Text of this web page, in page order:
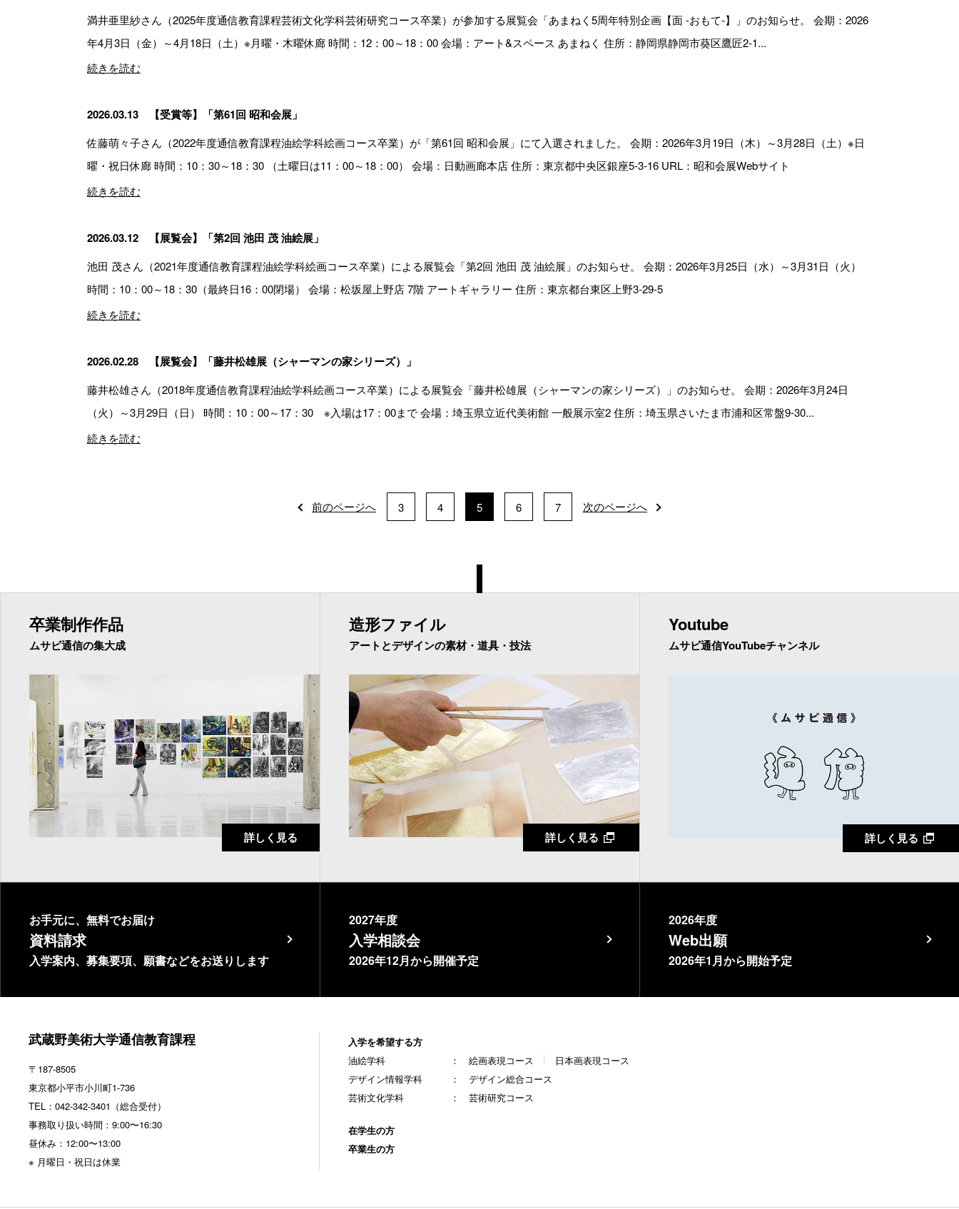
満井亜里紗さん（2025年度通信教育課程芸術文化学科芸術研究コース卒業）が参加する展覧会「あまねく5周年特別企画【面 -おもて-】」のお知らせ。 会期：2026
年4月3日（金）～4月18日（土）※月曜・木曜休廊 時間：12：00～18：00 会場：アート&スペース あまねく 住所：静岡県静岡市葵区鷹匠2-1...
続きを読む
2026.03.13 【受賞等】「第61回 昭和会展」
佐藤萌々子さん（2022年度通信教育課程油絵学科絵画コース卒業）が「第61回 昭和会展」にて入選されました。 会期：2026年3月19日（木）～3月28日（土）※日
曜・祝日休廊 時間：10：30～18：30 （土曜日は11：00～18：00） 会場：日動画廊本店 住所：東京都中央区銀座5-3-16 URL：昭和会展Webサイト
続きを読む
2026.03.12 【展覧会】「第2回 池田 茂 油絵展」
池田 茂さん（2021年度通信教育課程油絵学科絵画コース卒業）による展覧会「第2回 池田 茂 油絵展」のお知らせ。 会期：2026年3月25日（水）～3月31日（火）
時間：10：00～18：30（最終日16：00閉場） 会場：松坂屋上野店 7階 アートギャラリー 住所：東京都台東区上野3-29-5
続きを読む
2026.02.28 【展覧会】「藤井松雄展（シャーマンの家シリーズ）」
藤井松雄さん（2018年度通信教育課程油絵学科絵画コース卒業）による展覧会「藤井松雄展（シャーマンの家シリーズ）」のお知らせ。 会期：2026年3月24日
（火）～3月29日（日） 時間：10：00～17：30 ※入場は17：00まで 会場：埼玉県立近代美術館 一般展示室2 住所：埼玉県さいたま市浦和区常盤9-30...
続きを読む
前のページへ 3 4 5 6 7 次のページへ
卒業制作作品
ムサビ通信の集大成
詳しく見る
造形ファイル
アートとデザインの素材・道具・技法
詳しく見る
Youtube
ムサビ通信YouTubeチャンネル
詳しく見る
お手元に、無料でお届け
資料請求
入学案内、募集要項、願書などをお送りします
2027年度
入学相談会
2026年12月から開催予定
2026年度
Web出願
2026年1月から開始予定
武蔵野美術大学通信教育課程
〒187-8505
東京都小平市小川町1-736
TEL： 042-342-3401 （総合受付）
事務取り扱い時間：9:00〜16:30
昼休み：12:00〜13:00
※ 月曜日・祝日は休業
入学を希望する方
油絵学科
絵画表現コース
日本画表現コース
デザイン情報学科
デザイン総合コース
芸術文化学科
芸術研究コース
在学生の方
卒業生の方